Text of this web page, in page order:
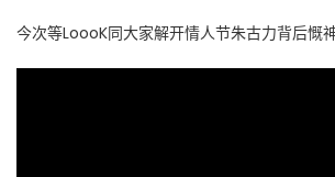
今次等LoooK同大家解开情人节朱古力背后慨